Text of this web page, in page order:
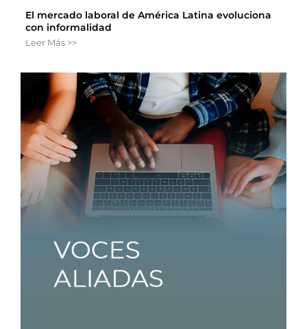
El mercado laboral de América Latina evoluciona
con informalidad
Leer Más >>